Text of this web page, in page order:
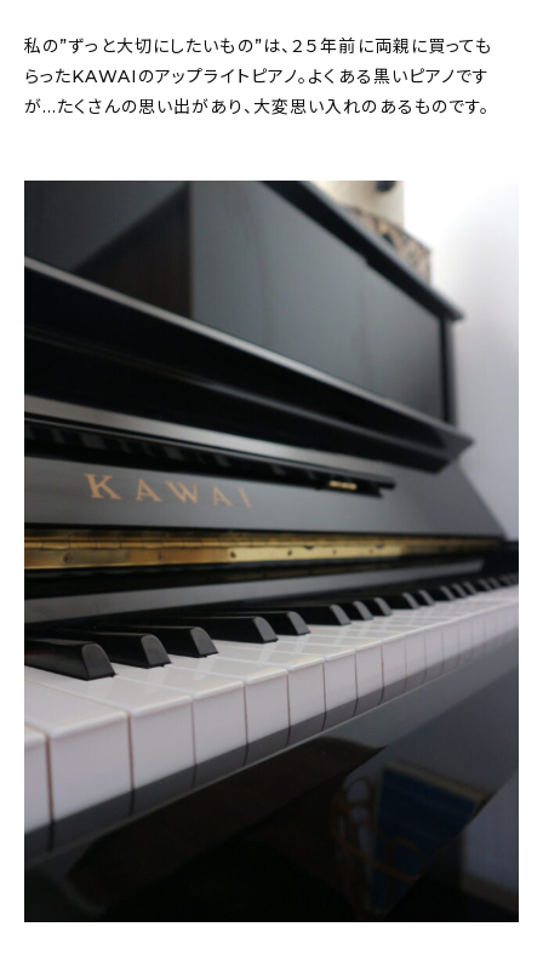
私の”ずっと大切にしたいもの”は、２５年前に両親に買っても
らったKAWAIのアップライトピアノ。よくある黒いピアノです
が…たくさんの思い出があり、大変思い入れのあるものです。